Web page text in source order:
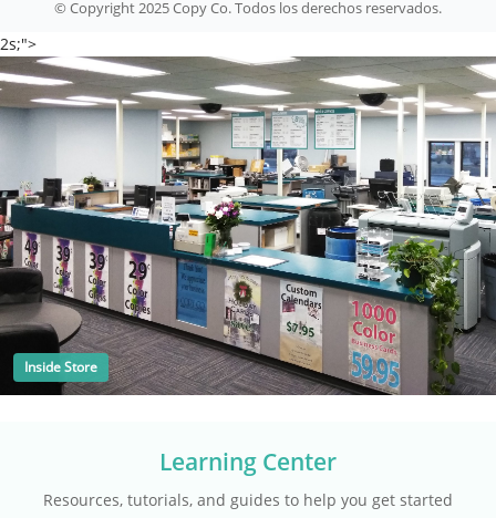
© Copyright 2025 Copy Co. Todos los derechos reservados.
2s;">
Inside Store
Learning Center
Resources, tutorials, and guides to help you get started